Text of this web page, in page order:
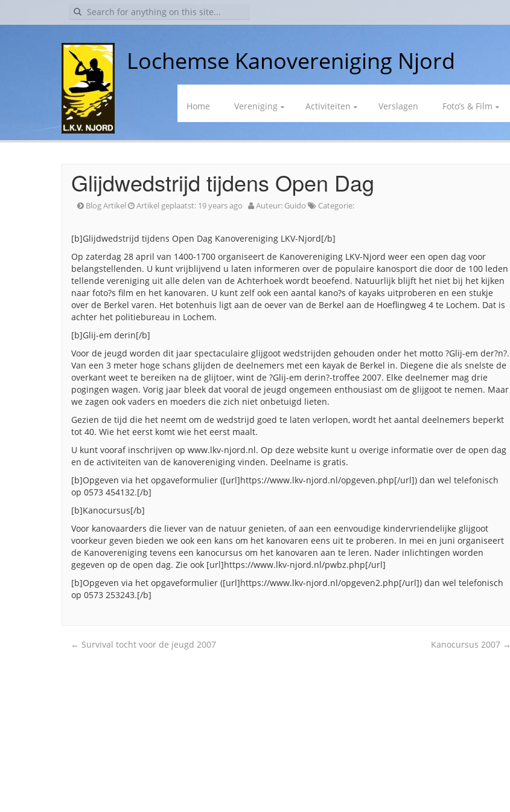
Search
Lochemse Kanovereniging Njord
Skip
Home Vereniging Activiteiten Verslagen Foto’s & Film
Glijdwedstrijd tijdens Open Dag
Blog Artikel Artikel geplaatst: 19 years ago Auteur: Guido Categorie:
[b]Glijdwedstrijd tijdens Open Dag Kanovereniging LKV-Njord[/b]
Op zaterdag 28 april van 1400-1700 organiseert de Kanovereniging LKV-Njord weer een open dag voor
belangstellenden. U kunt vrijblijvend u laten informeren over de populaire kanosport die door de 100 leden
tellende vereniging uit alle delen van de Achterhoek wordt beoefend. Natuurlijk blijft het niet bij het kijken
naar foto?s film en het kanovaren. U kunt zelf ook een aantal kano?s of kayaks uitproberen en een stukje
over de Berkel varen. Het botenhuis ligt aan de oever van de Berkel aan de Hoeflingweg 4 te Lochem. Dat is
achter het politiebureau in Lochem.
[b]Glij-em derin[/b]
Voor de jeugd worden dit jaar spectaculaire glijgoot wedstrijden gehouden onder het motto ?Glij-em der?n?.
Van een 3 meter hoge schans glijden de deelnemers met een kayak de Berkel in. Diegene die als snelste de
overkant weet te bereiken na de glijtoer, wint de ?Glij-em derin?-troffee 2007. Elke deelnemer mag drie
pogingen wagen. Vorig jaar bleek dat vooral de jeugd ongemeen enthousiast om de glijgoot te nemen. Maar
we zagen ook vaders en moeders die zich niet onbetuigd lieten.
Gezien de tijd die het neemt om de wedstrijd goed te laten verlopen, wordt het aantal deelnemers beperkt
tot 40. Wie het eerst komt wie het eerst maalt.
U kunt vooraf inschrijven op www.lkv-njord.nl. Op deze website kunt u overige informatie over de open dag
en de activiteiten van de kanovereniging vinden. Deelname is gratis.
[b]Opgeven via het opgaveformulier ([url]https://www.lkv-njord.nl/opgeven.php[/url]) dan wel telefonisch
op 0573 454132.[/b]
[b]Kanocursus[/b]
Voor kanovaarders die liever van de natuur genieten, of aan een eenvoudige kindervriendelijke glijgoot
voorkeur geven bieden we ook een kans om het kanovaren eens uit te proberen. In mei en juni organiseert
de Kanovereniging tevens een kanocursus om het kanovaren aan te leren. Nader inlichtingen worden
gegeven op de open dag. Zie ook [url]https://www.lkv-njord.nl/pwbz.php[/url]
[b]Opgeven via het opgaveformulier ([url]https://www.lkv-njord.nl/opgeven2.php[/url]) dan wel telefonisch
op 0573 253243.[/b]
Post
← Survival tocht voor de jeugd 2007 Kanocursus 2007 →